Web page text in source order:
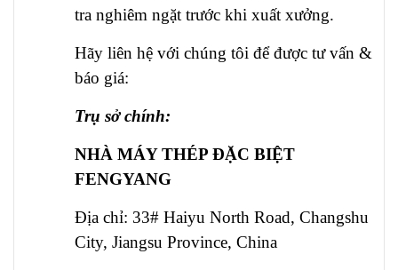
tra nghiêm ngặt trước khi xuất xưởng.
Hãy liên hệ với chúng tôi để được tư vấn &
báo giá:
Trụ sở chính:
NHÀ MÁY THÉP ĐẶC BIỆT
FENGYANG
Địa chỉ: 33# Haiyu North Road, Changshu
City, Jiangsu Province, China